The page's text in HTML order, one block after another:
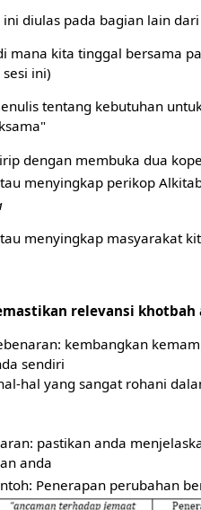
diulas pada bagian lain
mana kita tinggal bersama
ini)
tentang kebutuhan
dengan membuka dua
menyingkap perikop
menyingkap masyarakat
relevansi
kembangkan
sendiri
hal yang sangat rohani
pastikan anda
anda
Penerapan perubahan